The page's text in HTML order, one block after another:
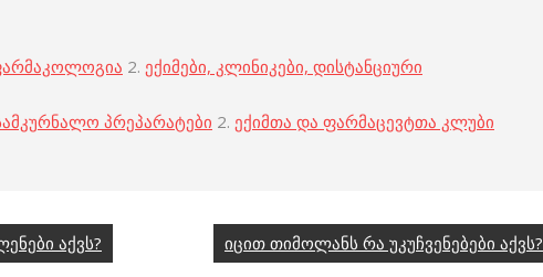
2. ექიმები, კლინიკები, დისტანციური
პრეპარატები 2. ექიმთა და ფარმაცევტთა კლუბი
აქვს? იცით თიმოლანს რა უკუჩვენებები აქვს?